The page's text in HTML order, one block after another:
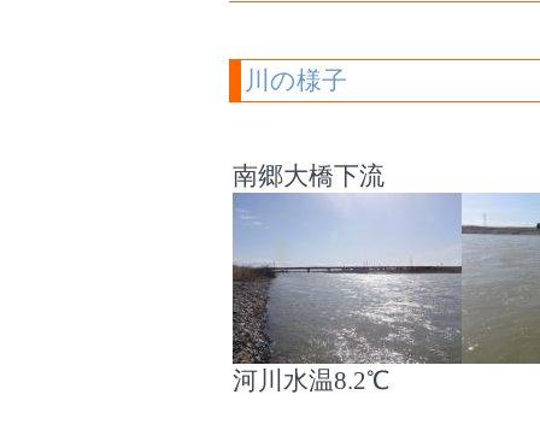
川の様子
南郷大橋下流
河川水温8.2℃